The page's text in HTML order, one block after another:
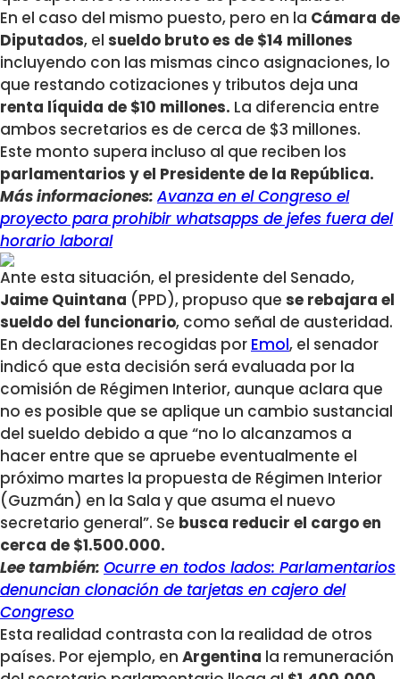
En el caso del mismo puesto, pero en la Cámara de
Diputados, el sueldo bruto es de $14 millones
incluyendo con las mismas cinco asignaciones, lo
que restando cotizaciones y tributos deja una
renta líquida de $10 millones. La diferencia entre
ambos secretarios es de cerca de $3 millones.
Este monto supera incluso al que reciben los
parlamentarios y el Presidente de la República.
Más informaciones: Avanza en el Congreso el
proyecto para prohibir whatsapps de jefes fuera del
horario laboral
Ante esta situación, el presidente del Senado,
Jaime Quintana (PPD), propuso que se rebajara el
sueldo del funcionario, como señal de austeridad.
En declaraciones recogidas por Emol, el senador
indicó que esta decisión será evaluada por la
comisión de Régimen Interior, aunque aclara que
no es posible que se aplique un cambio sustancial
del sueldo debido a que “no lo alcanzamos a
hacer entre que se apruebe eventualmente el
próximo martes la propuesta de Régimen Interior
(Guzmán) en la Sala y que asuma el nuevo
secretario general”. Se busca reducir el cargo en
cerca de $1.500.000.
Lee también: Ocurre en todos lados: Parlamentarios
denuncian clonación de tarjetas en cajero del
Congreso
Esta realidad contrasta con la realidad de otros
países. Por ejemplo, en Argentina la remuneración